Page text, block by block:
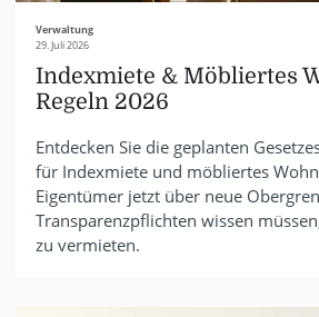
Verwaltung
29. Juli 2026
Indexmiete & Möbliertes
Regeln 2026
Entdecken Sie die geplanten
für Indexmiete und möbliertes
Eigentümer jetzt über neue
Transparenzpflichten wissen
zu vermieten.